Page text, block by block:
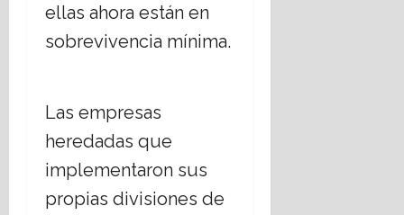
ellas ahora están en
sobrevivencia mínima.
Las empresas
heredadas que
implementaron sus
propias divisiones de